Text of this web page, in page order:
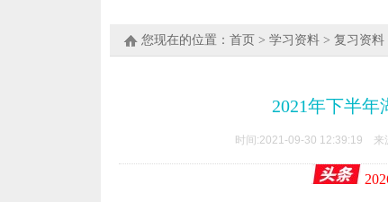
您现在的位置： 首页 > 学习资料 > 复习资料
2021年下半
时间:2021-09-30 12:39:19 来